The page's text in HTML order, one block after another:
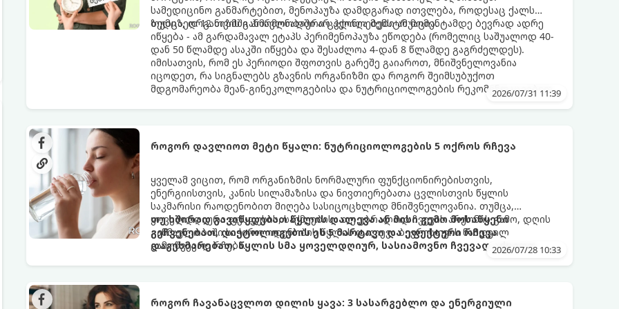
სამედიცინო განმარტებით, მენოპაუზა დამდგარად ითვლება, როდესაც ქალს
ზედიზედ 12 თვის განმავლობაში არ ჰქონია მენსტრუაცია.
თუმცა, ორგანიზმში ჰორმონალური ცვლილებები ამ მომენტამდე ბევრად ადრე
იწყება - ამ გარდამავალ ეტაპს პერიმენოპაუზა ეწოდება (რომელიც საშუალოდ 40-
დან 50 წლამდე ასაკში იწყება და შესაძლოა 4-დან 8 წლამდე გაგრძელდეს).
იმისათვის, რომ ეს პერიოდი შფოთვის გარეშე გაიაროთ, მნიშვნელოვანია
იცოდეთ, რა სიგნალებს გზავნის ორგანიზმი და როგორ შეიმსუბუქოთ
მდგომარეობა მეან-გინეკოლოგებისა და ნუტრიციოლოგების რეკომენდაციებით.
2026/07/31 11:39
როგორ დავლიოთ მეტი წყალი: ნუტრიციოლოგების 5 ოქროს რჩევა
ყველამ ვიცით, რომ ორგანიზმის ნორმალური ფუნქციონირებისთვის,
ენერგიისთვის, კანის სილამაზისა და ნივთიერებათა ცვლისთვის წყლის
საკმარისი რაოდენობით მიღება სასიცოცხლოდ მნიშვნელოვანია. თუმცა,
ყოველდღიური ფუსფუსის, საქმეებისა თუ უბრალოდ ჩვევის არქონის გამო, დღის
განმავლობაში საჭირო ოდენობის წყლის დალევა ბევრისთვის ნამდვილ
გამოწვევად რჩება.
თუ ხშირად გავიწყდებათ წყლის დალევა ან მისი გემო მოსაწყენი
გეჩვენებათ, დიეტოლოგების ეს 5 მარტივი და ეფექტური რჩევა
დაგეხმარებათ, წყლის სმა ყოველდღიურ, სასიამოვნო ჩვევად აქციოთ.
2026/07/28 10:33
როგორ ჩავანაცვლოთ დილის ყავა: 3 სასარგებლო და ენერგიული